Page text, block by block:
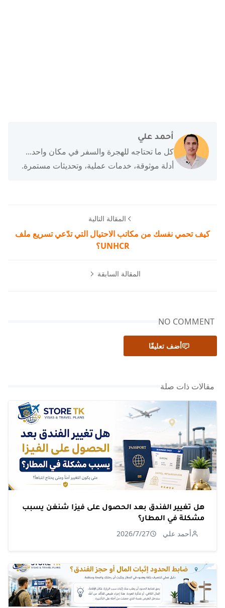
أحمد علي
كل ما تحتاجه للهجرة والسفر في مكان واحد...
أدلة موثوقة، خدمات عملية، وتحديثات مستمرة.
المقالة التالية
كيف تحمي نفسك من مكاتب الاحتيال التي تدّعي تسريع ملف
UNHCR؟
المقالة السابقة
NO COMMENT
أضف تعليقًا
مقالات ذات صلة
هل تغيير الفندق بعد الحصول على فيزا شنغن يسبب
مشكلة في المطار؟
أحمد علي 2026/7/27